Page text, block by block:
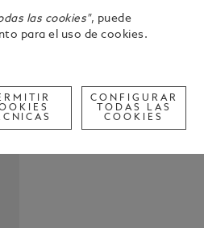
diaria. Con
permite
emblema
Ver
Check
Call to
las cookies", puede
para el uso de cookies.
CONFIGURAR
TODAS LAS
COOKIES